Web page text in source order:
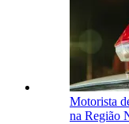
Motorista
na Região